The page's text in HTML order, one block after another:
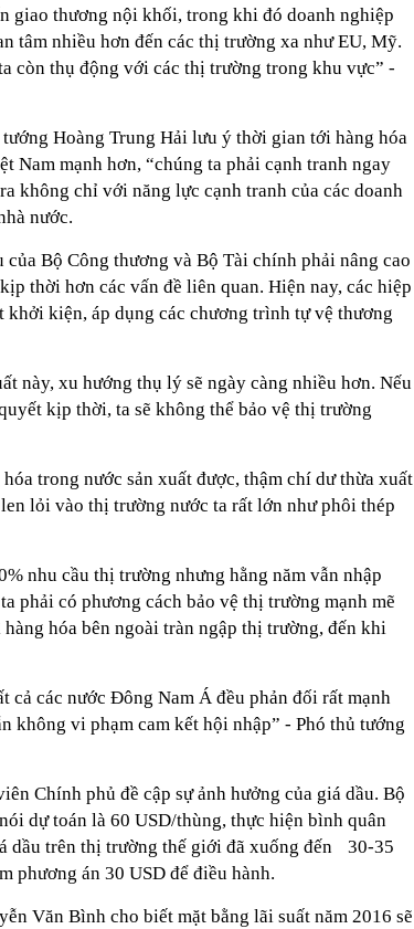
giao thương nội khối, trong khi đó doanh nghiệp
tâm nhiều hơn đến các thị trường xa như EU, Mỹ.
còn thụ động với các thị trường trong khu vực” -
Hoàng Trung Hải lưu ý thời gian tới hàng hóa
Nam mạnh hơn, “chúng ta phải cạnh tranh ngay
không chỉ với năng lực cạnh tranh của các doanh
nước.
Bộ Công thương và Bộ Tài chính phải nâng cao
thời hơn các vấn đề liên quan. Hiện nay, các hiệp
khởi kiện, áp dụng các chương trình tự vệ thương
này, xu hướng thụ lý sẽ ngày càng nhiều hơn. Nếu
kịp thời, ta sẽ không thể bảo vệ thị trường
trong nước sản xuất được, thậm chí dư thừa xuất
lỏi vào thị trường nước ta rất lớn như phôi thép
nhu cầu thị trường nhưng hằng năm vẫn nhập
phải có phương cách bảo vệ thị trường mạnh mẽ
hóa bên ngoài tràn ngập thị trường, đến khi
cả các nước Đông Nam Á đều phản đối rất mạnh
không vi phạm cam kết hội nhập” - Phó thủ tướng
Chính phủ đề cập sự ảnh hưởng của giá dầu. Bộ
dự toán là 60 USD/thùng, thực hiện bình quân
dầu trên thị trường thế giới đã xuống đến 30-35
phương án 30 USD để điều hành.
Văn Bình cho biết mặt bằng lãi suất năm 2016 sẽ